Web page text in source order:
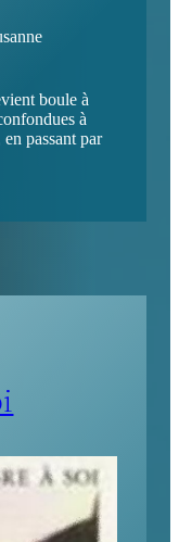
boule à
à
passant par